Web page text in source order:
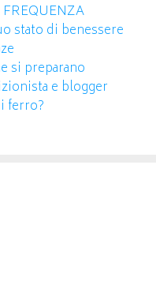
stato di benessere
si preparano
e blogger
ferro?